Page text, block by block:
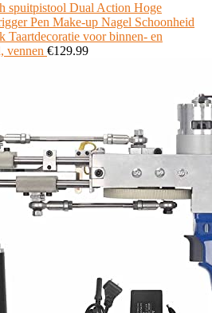
spuitpistool Dual Action Hoge
Pen Make-up Nagel Schoonheid
Taartdecoratie voor binnen- en
vennen €129.99